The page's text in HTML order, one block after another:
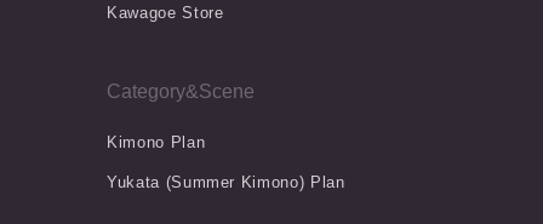
Kawagoe Store
Category&Scene
Kimono Plan
Yukata (Summer Kimono) Plan